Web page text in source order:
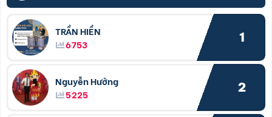
TRẦN HIỀN
6753
1
Nguyễn Hưởng
5225
2